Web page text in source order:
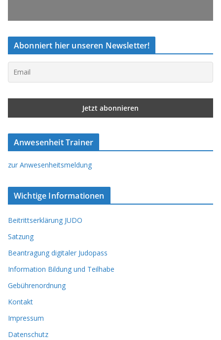
Abonniert hier unseren Newsletter!
Anwesenheit Trainer
zur Anwesenheitsmeldung
Wichtige Informationen
Beitrittserklärung JUDO
Satzung
Beantragung digitaler Judopass
Information Bildung und Teilhabe
Gebührenordnung
Kontakt
Impressum
Datenschutz